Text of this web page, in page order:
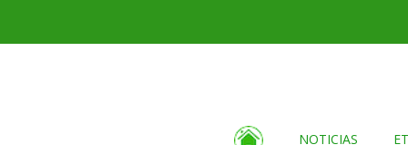
NOTICIAS